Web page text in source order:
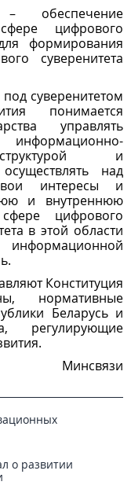
обеспечение
цифрового
формирования
суверенитета
суверенитетом
понимается
управлять
и
над
интересы и
и внутреннюю
цифрового
в этой области
информационной
Конституция
нормативные
Беларусь и
регулирующие
Минсвязи
о развитии